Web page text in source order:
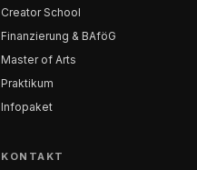
Creator School
Finanzierung & BAföG
Master of Arts
Praktikum
Infopaket
KONTAKT